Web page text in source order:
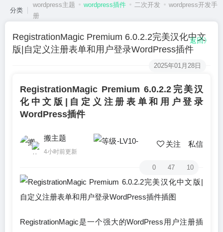
分类
wordpress主题 wordpress插件 二次开发
wordpress开发手
册
返回》
RegistrationMagic Premium 6.0.2.2完美汉化中文
版|自定义注册表单和用户登录WordPress插件
2025年01月28日
RegistrationMagic Premium 6.0.2.2完美汉
化中文版|自定义注册表单和用户登录
WordPress插件
搬主题
4小时前更新
关注 私信
0 47 10
RegistrationMagic是一个强大的WordPress用户注册插